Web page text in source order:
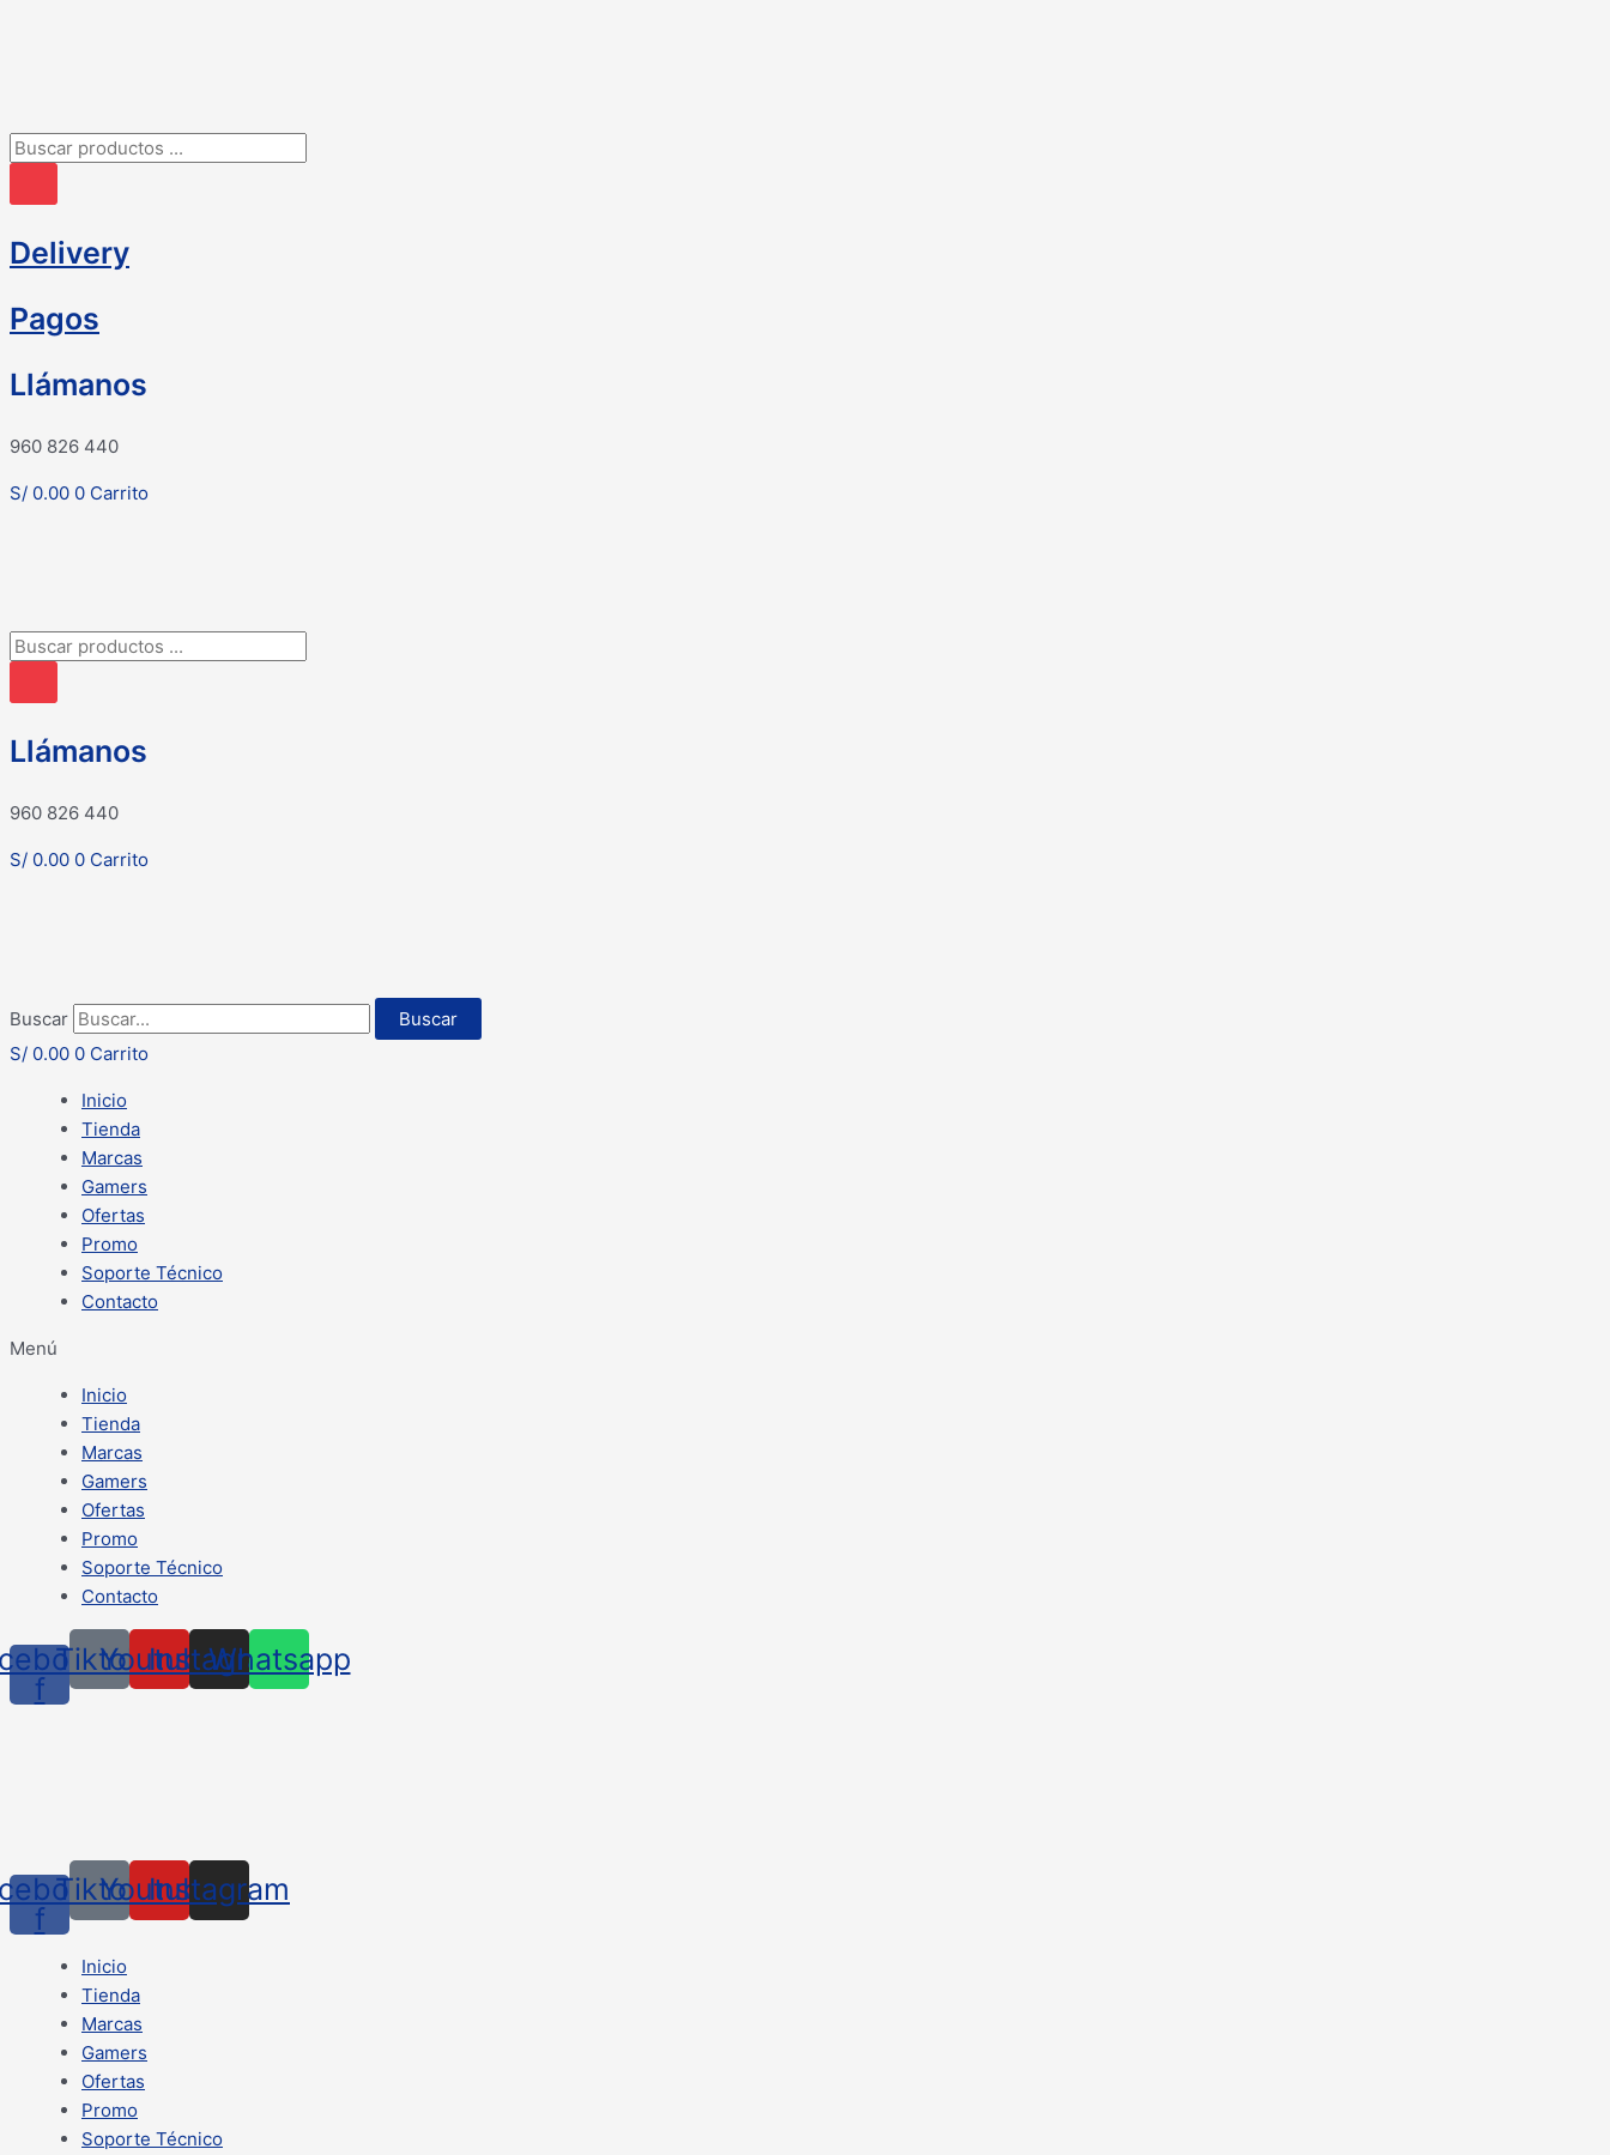
Búsqueda
productos
Delivery
Pagos
Llámanos
960 826 440
S/ 0.00 0 Carrito
Búsqueda
productos
Llámanos
960 826 440
S/ 0.00 0 Carrito
Buscar
Buscar
S/ 0.00 0 Carrito
Inicio
Tienda
Marcas
Gamers
Ofertas
Promo
Soporte Técnico
Contacto
Menú
Inicio
Tienda
Marcas
Gamers
Ofertas
Promo
Soporte Técnico
Contacto
f
TiktokYoutube
Instagram
Whatsapp
f
TiktokYoutube
Instagram
Inicio
Tienda
Marcas
Gamers
Ofertas
Promo
Soporte Técnico